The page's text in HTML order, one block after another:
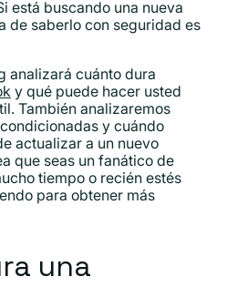
está buscando una nueva
de saberlo con seguridad es
analizará cuánto dura
y qué puede hacer usted
También analizaremos
y cuándo
actualizar a un nuevo
que seas un fanático de
tiempo o recién estés
para obtener más
una